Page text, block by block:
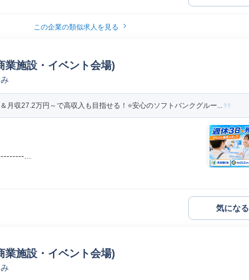
この企業の類似求人を見る
業施設・イベント会場)
月収27.2万円～で高収入も目指せる！⭐安心のソフトバンクグルー...
...
気になる
業施設・イベント会場)